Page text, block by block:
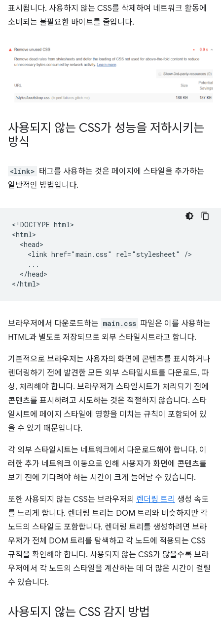
표시됩니다. 사용하지 않는 CSS를 삭제하여 네트워크 활동에
소비되는 불필요한 바이트를 줄입니다.
사용되지 않는 CSS가 성능을 저하시키는
방식
<link> 태그를 사용하는 것은 페이지에 스타일을 추가하는
일반적인 방법입니다.
<!DOCTYPE html>
<html>
  <head>
    <link href="main.css" rel="stylesheet" />
    ...
  </head>
브라우저에서 다운로드하는 main.css 파일은 이를 사용하는
HTML과 별도로 저장되므로 외부 스타일시트라고 합니다.
기본적으로 브라우저는 사용자의 화면에 콘텐츠를 표시하거나
렌더링하기 전에 발견한 모든 외부 스타일시트를 다운로드, 파
싱, 처리해야 합니다. 브라우저가 스타일시트가 처리되기 전에
콘텐츠를 표시하려고 시도하는 것은 적절하지 않습니다. 스타
일시트에 페이지 스타일에 영향을 미치는 규칙이 포함되어 있
을 수 있기 때문입니다.
각 외부 스타일시트는 네트워크에서 다운로드해야 합니다. 이
러한 추가 네트워크 이동으로 인해 사용자가 화면에 콘텐츠를
보기 전에 기다려야 하는 시간이 크게 늘어날 수 있습니다.
또한 사용되지 않는 CSS는 브라우저의 렌더링 트리 생성 속도
를 느리게 합니다. 렌더링 트리는 DOM 트리와 비슷하지만 각
노드의 스타일도 포함합니다. 렌더링 트리를 생성하려면 브라
우저가 전체 DOM 트리를 탐색하고 각 노드에 적용되는 CSS
규칙을 확인해야 합니다. 사용되지 않는 CSS가 많을수록 브라
우저에서 각 노드의 스타일을 계산하는 데 더 많은 시간이 걸릴
수 있습니다.
사용되지 않는 CSS 감지 방법